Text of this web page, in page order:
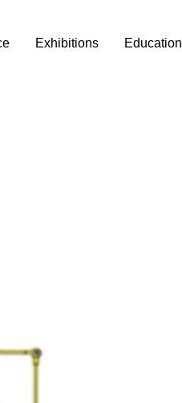
Exhibitions Education
presentare
de
e